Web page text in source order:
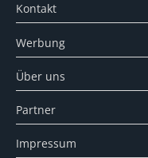
Kontakt
Werbung
Über uns
Partner
Impressum